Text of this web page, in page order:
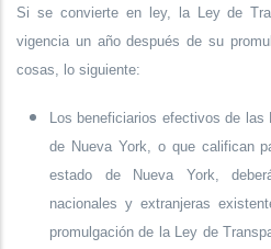
Si se convierte en ley, la Ley de
vigencia un año después de su
cosas, lo siguiente:
Los beneficiarios efectivos de
de Nueva York, o que califican
estado de Nueva York,
nacionales y extranjeras
promulgación de la Ley de